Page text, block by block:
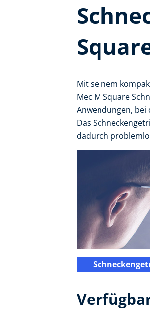
Mit seinem
Mec M Square
Anwendungen, bei
Das
dadurch